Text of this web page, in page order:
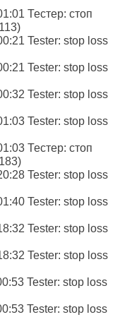
Тестер: стоп
Tester: stop loss
Tester: stop loss
Tester: stop loss
Tester: stop loss
Тестер: стоп
Tester: stop loss
Tester: stop loss
Tester: stop loss
Tester: stop loss
Tester: stop loss
Tester: stop loss